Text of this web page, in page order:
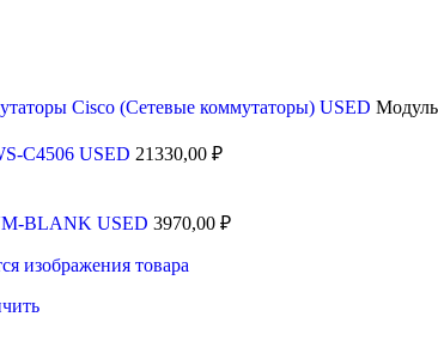
Cisco (Сетевые коммутаторы) USED
C4506 USED 21330,00 ₽
BLANK USED 3970,00 ₽